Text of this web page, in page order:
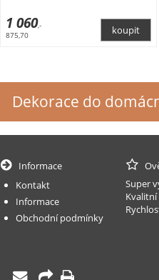
1 060,-
875,70
Dekorace do
Informace
Kontakt
Informace
Obchodní podmínky
Super
Kvalitní